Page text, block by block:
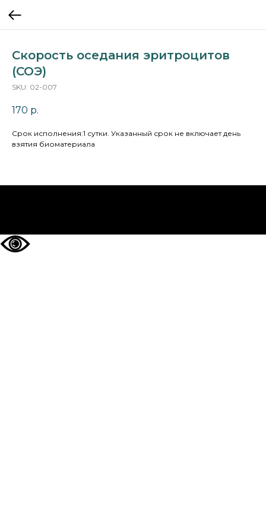
Скорость оседания эритроцитов
(СОЭ)
SKU: 02-007
170 р.
Cрок исполнения:1 сутки. Указанный срок не включает день
взятия биоматериала